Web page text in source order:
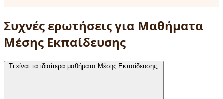
Συχνές ερωτήσεις για Μαθήματα
Μέσης Εκπαίδευσης
Τι είναι τα ιδιαίτερα μαθήματα Μέσης Εκπαίδευσης;